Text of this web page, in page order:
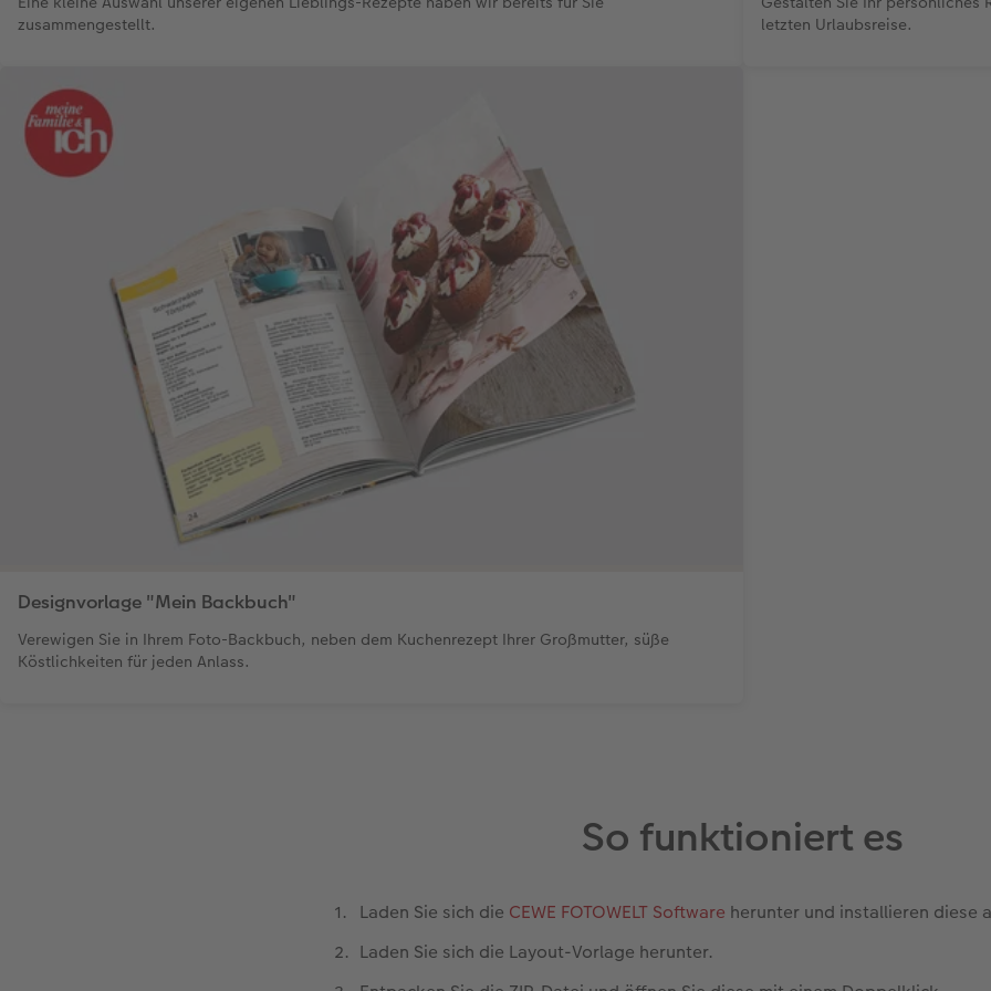
zusammengestellt.
letzten Urlaubsreise.
Designvorlage "Mein Backbuch"
Verewigen Sie in Ihrem Foto-Backbuch, neben dem Kuchenrezept Ihrer Großmutter, süße
Köstlichkeiten für jeden Anlass.
So funktioniert es
Laden Sie sich die CEWE FOTOWELT Software herunter und installieren diese
Laden Sie sich die Layout-Vorlage herunter.